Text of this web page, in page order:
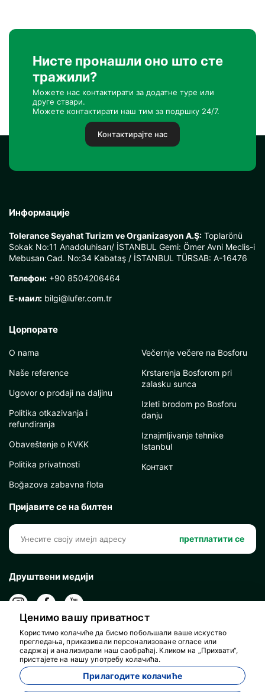
Нисте пронашли оно што сте
тражили?
Можете нас контактирати за додатне туре или
друге ствари.
Можете контактирати наш тим за подршку 24/7.
Контактирајте нас
Информације
Tolerance Seyahat Turizm ve Organizasyon A.Ş: Toplarönü
Sokak No:11 Anadoluhisarı/ İSTANBUL Gemi: Ömer Avni Meclis-i
Mebusan Cad. No:34 Kabataş / İSTANBUL TÜRSAB: A-16476
Телефон: +90 8504206464
Е-маил: bilgi@lufer.com.tr
Цорпорате
O nama
Naše reference
Ugovor o prodaji na daljinu
Politika otkazivanja i
refundiranja
Obaveštenje o KVKK
Politika privatnosti
Boğazova zabavna flota
Večernje večere na Bosforu
Krstarenja Bosforom pri
zalasku sunca
Izleti brodom po Bosforu
danju
Iznajmljivanje tehnike
Istanbul
Контакт
Пријавите се на билтен
претплатити се
Друштвени медији
Ценимо вашу приватност
Користимо колачиће да бисмо побољшали ваше искуство
прегледања, приказивали персонализоване огласе или
садржај и анализирали наш саобраћај. Кликом на „Прихвати“,
пристајете на нашу употребу колачића.
Прилагодите колачиће